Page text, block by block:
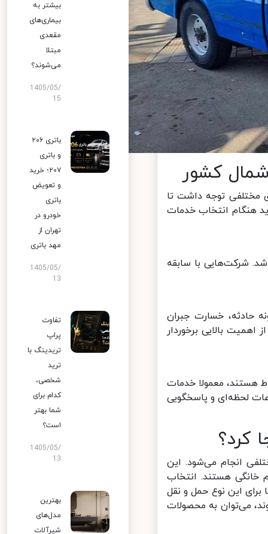
کشور
توجه داشت تا
هنگام انتخاب خدمات
شرکت‌هایی با سابقه
حادثه، خسارت جبران
بالایی برخوردار
هستند، معمولا خدمات
لحظه‌ای و پاسخگویی
کرد؟
انجام می‌شود. این
خانگی هستند. انتخاب
این نوع حمل و نقل
می‌توان به محصولات
بیشتر به
بیماری‌های
مقعدی
مبتلا
می‌شوند؟
1405/05/
15
باتری ۲۰۶
و باتری
۲۰۷؛ خرید
و تعویض
باتری
خودرو در
تهران از
مهد باتری
1405/05/
13
تفاوت
پراپ
تریدینگ با
ترید
شخصی،
کدام برای
شما بهتر
است؟
1405/05/
13
بهترین
مدل‌های
شیرآلات